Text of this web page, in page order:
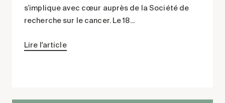
s’implique avec cœur auprès de la Société de
recherche sur le cancer. Le 18...
Lire l'article